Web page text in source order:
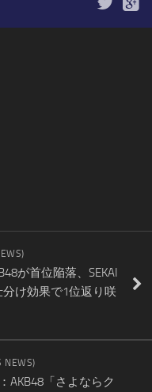
が首位陥落、SEKAI
分け効果で1位返り咲
NEWS)
AKB48「さよならク